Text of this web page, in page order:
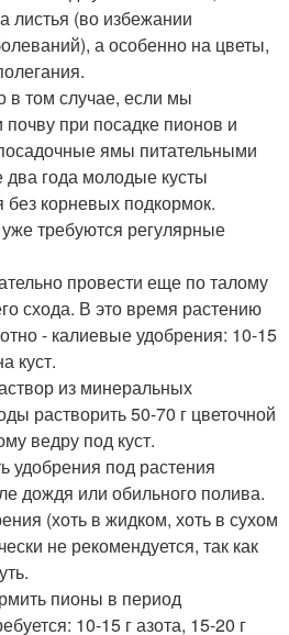
листья (во избежании
а особенно на цветы,
в том случае, если мы
при посадке пионов и
ямы питательными
года молодые кусты
без корневых подкормок.
требуются регулярные
провести еще по талому
схода. В это время растению
- калиевые удобрения: 10-15
куст.
из минеральных
растворить 50-70 г цветочной
ведру под куст.
удобрения под растения
дождя или обильного полива.
(хоть в жидком, хоть в сухом
не рекомендуется, так как
пионы в период
10-15 г азота, 15-20 г